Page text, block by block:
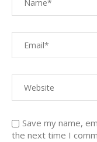
Save my name,
the next time I